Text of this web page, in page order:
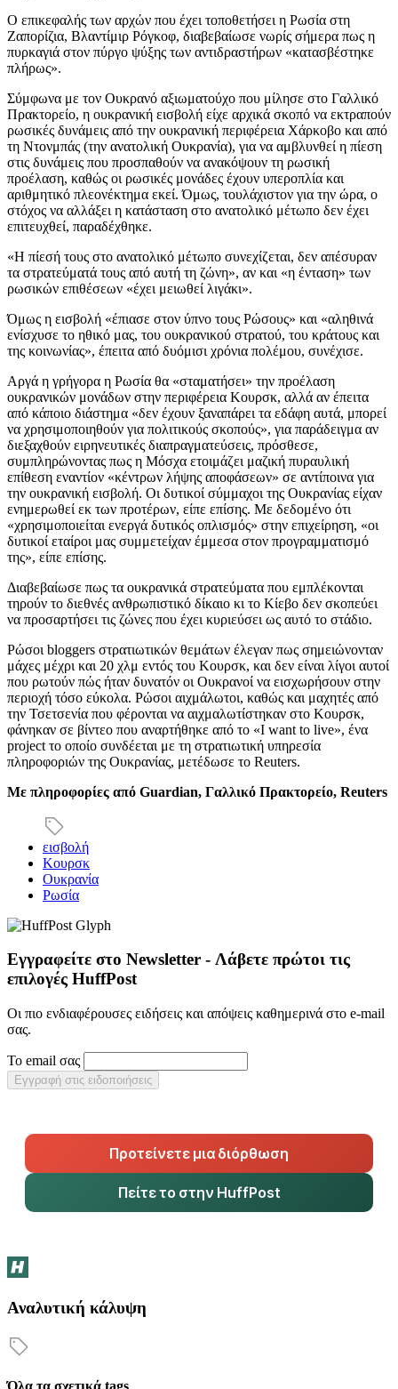
Ο επικεφαλής των αρχών που έχει τοποθετήσει η Ρωσία στη
Ζαπορίζια, Βλαντίμιρ Ρόγκοφ, διαβεβαίωσε νωρίς σήμερα πως η
πυρκαγιά στον πύργο ψύξης των αντιδραστήρων «κατασβέστηκε
πλήρως».
Σύμφωνα με τον Ουκρανό αξιωματούχο που μίλησε στο Γαλλικό
Πρακτορείο, η ουκρανική εισβολή είχε αρχικά σκοπό να εκτραπούν
ρωσικές δυνάμεις από την ουκρανική περιφέρεια Χάρκοβο και από
τη Ντονμπάς (την ανατολική Ουκρανία), για να αμβλυνθεί η πίεση
στις δυνάμεις που προσπαθούν να ανακόψουν τη ρωσική
προέλαση, καθώς οι ρωσικές μονάδες έχουν υπεροπλία και
αριθμητικό πλεονέκτημα εκεί. Όμως, τουλάχιστον για την ώρα, ο
στόχος να αλλάξει η κατάσταση στο ανατολικό μέτωπο δεν έχει
επιτευχθεί, παραδέχθηκε.
«Η πίεσή τους στο ανατολικό μέτωπο συνεχίζεται, δεν απέσυραν
τα στρατεύματά τους από αυτή τη ζώνη», αν και «η ένταση» των
ρωσικών επιθέσεων «έχει μειωθεί λιγάκι».
Όμως η εισβολή «έπιασε στον ύπνο τους Ρώσους» και «αληθινά
ενίσχυσε το ηθικό μας, του ουκρανικού στρατού, του κράτους και
της κοινωνίας», έπειτα από δυόμισι χρόνια πολέμου, συνέχισε.
Αργά η γρήγορα η Ρωσία θα «σταματήσει» την προέλαση
ουκρανικών μονάδων στην περιφέρεια Κουρσκ, αλλά αν έπειτα
από κάποιο διάστημα «δεν έχουν ξαναπάρει τα εδάφη αυτά, μπορεί
να χρησιμοποιηθούν για πολιτικούς σκοπούς», για παράδειγμα αν
διεξαχθούν ειρηνευτικές διαπραγματεύσεις, πρόσθεσε,
συμπληρώνοντας πως η Μόσχα ετοιμάζει μαζική πυραυλική
επίθεση εναντίον «κέντρων λήψης αποφάσεων» σε αντίποινα για
την ουκρανική εισβολή. Οι δυτικοί σύμμαχοι της Ουκρανίας είχαν
ενημερωθεί εκ των προτέρων, είπε επίσης. Με δεδομένο ότι
«χρησιμοποιείται ενεργά δυτικός οπλισμός» στην επιχείρηση, «οι
δυτικοί εταίροι μας συμμετείχαν έμμεσα στον προγραμματισμό
της», είπε επίσης.
Διαβεβαίωσε πως τα ουκρανικά στρατεύματα που εμπλέκονται
τηρούν το διεθνές ανθρωπιστικό δίκαιο κι το Κίεβο δεν σκοπεύει
να προσαρτήσει τις ζώνες που έχει κυριεύσει ως αυτό το στάδιο.
Ρώσοι bloggers στρατιωτικών θεμάτων έλεγαν πως σημειώνονταν
μάχες μέχρι και 20 χλμ εντός του Κουρσκ, και δεν είναι λίγοι αυτοί
που ρωτούν πώς ήταν δυνατόν οι Ουκρανοί να εισχωρήσουν στην
περιοχή τόσο εύκολα. Ρώσοι αιχμάλωτοι, καθώς και μαχητές από
την Τσετσενία που φέρονται να αιχμαλωτίστηκαν στο Κουρσκ,
φάνηκαν σε βίντεο που αναρτήθηκε από το «I want to live», ένα
project το οποίο συνδέεται με τη στρατιωτική υπηρεσία
πληροφοριών της Ουκρανίας, μετέδωσε το Reuters.
Με πληροφορίες από Guardian, Γαλλικό Πρακτορείο, Reuters
εισβολή
Κουρσκ
Ουκρανία
Ρωσία
Εγγραφείτε στο Newsletter - Λάβετε πρώτοι τις
επιλογές HuffPost
Οι πιο ενδιαφέρουσες ειδήσεις και απόψεις καθημερινά στο e-mail
σας.
Το email σας
Εγγραφή στις ειδοποιήσεις
Προτείνετε μια διόρθωση
Πείτε το στην HuffPost
Αναλυτική κάλυψη
Όλα τα σχετικά tags